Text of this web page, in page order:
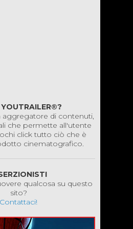
aggregatore di contenuti,
che permette all'utente
click tutto ciò che è
cinematografico.
qualcosa su questo
sito?
Contattaci!